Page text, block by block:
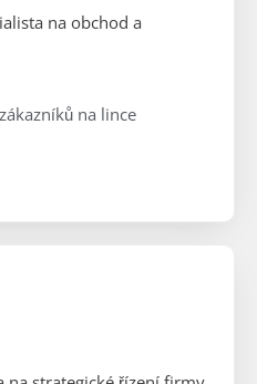
na obchod a
na lince